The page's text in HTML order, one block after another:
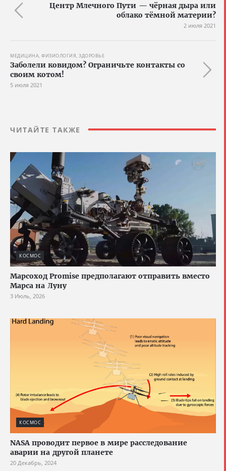
Центр Млечного Пути — чёрная дыра или
облако тёмной материи?
2 июля 2021
МЕДИЦИНА, ФИЗИОЛОГИЯ, ЗДОРОВЬЕ
Заболели ковидом? Ограничьте контакты со
своим котом!
5 июля 2021
ЧИТАЙТЕ ТАКЖЕ
КОСМОС
Марсоход Promise предполагают отправить вместо
Марса на Луну
3 Июль, 2026
КОСМОС
NASA проводит первое в мире расследование
аварии на другой планете
20 Декабрь, 2024